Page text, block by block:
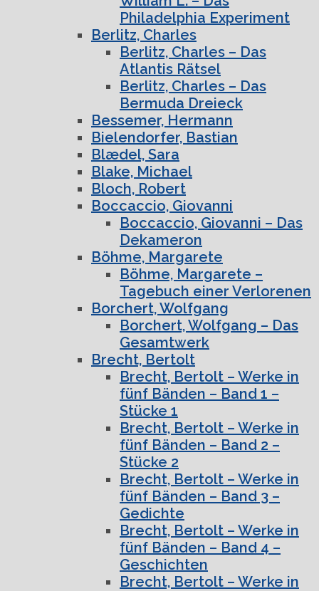
Philadelphia Experiment
Berlitz, Charles
Berlitz, Charles – Das
Atlantis Rätsel
Berlitz, Charles – Das
Bermuda Dreieck
Bessemer, Hermann
Bielendorfer, Bastian
Blædel, Sara
Blake, Michael
Bloch, Robert
Boccaccio, Giovanni
Boccaccio, Giovanni – Das
Dekameron
Böhme, Margarete
Böhme, Margarete –
Tagebuch einer Verlorenen
Borchert, Wolfgang
Borchert, Wolfgang – Das
Gesamtwerk
Brecht, Bertolt
Brecht, Bertolt – Werke in
fünf Bänden – Band 1 –
Stücke 1
Brecht, Bertolt – Werke in
fünf Bänden – Band 2 –
Stücke 2
Brecht, Bertolt – Werke in
fünf Bänden – Band 3 –
Gedichte
Brecht, Bertolt – Werke in
fünf Bänden – Band 4 –
Geschichten
Brecht, Bertolt – Werke in